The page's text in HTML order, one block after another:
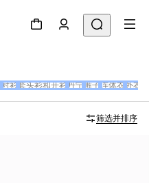
衬衫 套头衫和开衫 丹宁 裤子 连体衣 外衣
筛选并排序